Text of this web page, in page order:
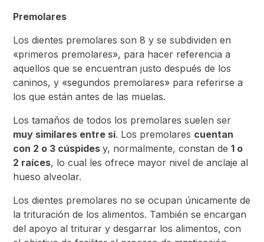
Premolares
Los dientes premolares son 8 y se subdividen en
«primeros premolares», para hacer referencia a
aquellos que se encuentran justo después de los
caninos, y «segundos premolares» para referirse a
los que están antes de las muelas.
Los tamaños de todos los premolares suelen ser
muy similares entre sí. Los premolares cuentan
con 2 o 3 cúspidesy, normalmente, constan de1 o
2 raíces, lo cual les ofrece mayor nivel de anclaje al
hueso alveolar.
Los dientes premolares no se ocupan únicamente de
la trituración de los alimentos. También se encargan
del apoyo al triturar y desgarrar los alimentos, con